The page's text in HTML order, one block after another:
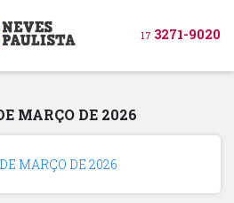
17 3271-9020
MARÇO DE 2026
MARÇO DE 2026